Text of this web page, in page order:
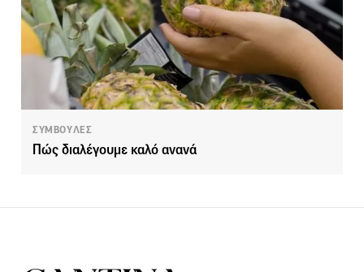
ΣΥΜΒΟΥΛΕΣ
Πώς διαλέγουμε καλό ανανά